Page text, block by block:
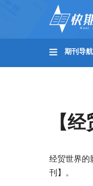
期刊导航
【
经贸世界的
刊】。